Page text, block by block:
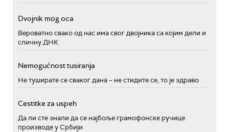
Dvojnik mog oca
Вероватно свако од нас има свог двојника са којим дели и
сличну ДНК
Nemogućnost tusiranja
Не туширате се сваког дана – не стидите се, то је здраво
Cestitke za uspeh
Да ли сте знали да се најбоље грамофонске ручице
производе у Србији